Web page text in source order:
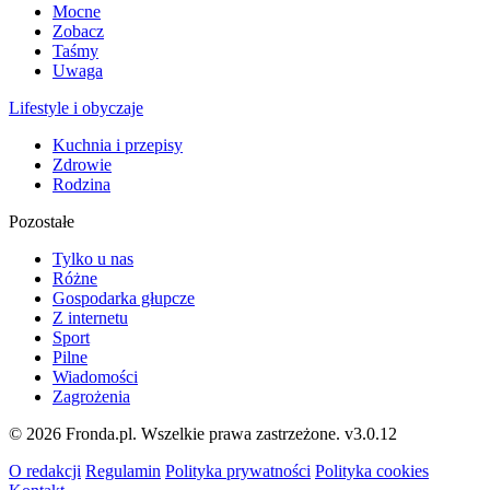
Mocne
Zobacz
Taśmy
Uwaga
Lifestyle i obyczaje
Kuchnia i przepisy
Zdrowie
Rodzina
Pozostałe
Tylko u nas
Różne
Gospodarka głupcze
Z internetu
Sport
Pilne
Wiadomości
Zagrożenia
© 2026 Fronda.pl. Wszelkie prawa zastrzeżone. v3.0.12
O redakcji Regulamin Polityka prywatności Polityka cookies